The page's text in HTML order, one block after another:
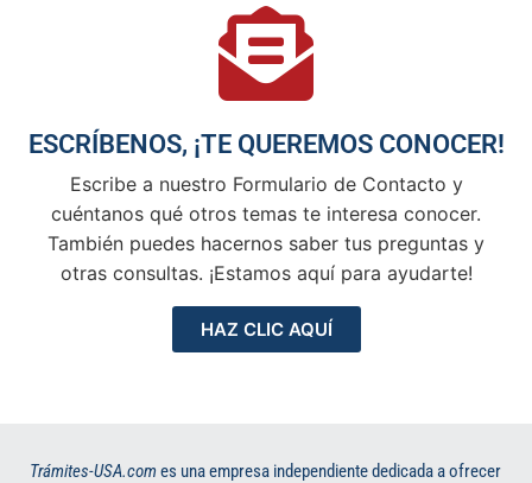
ESCRÍBENOS, ¡TE QUEREMOS CONOCER!
Escribe a nuestro Formulario de Contacto y
cuéntanos qué otros temas te interesa conocer.
También puedes hacernos saber tus preguntas y
otras consultas. ¡Estamos aquí para ayudarte!
HAZ CLIC AQUÍ
Trámites-USA.comes una empresa independiente dedicada a ofrecer